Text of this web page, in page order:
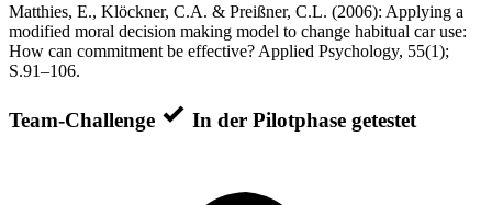
Matthies, E., Klöckner, C.A. & Preißner, C.L. (2006): Applying a
modified moral decision making model to change habitual car use:
How can commitment be effective? Applied Psychology, 55(1);
S.91–106.
Team-Challenge In der Pilotphase getestet